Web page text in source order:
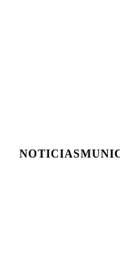
NOTICIAS